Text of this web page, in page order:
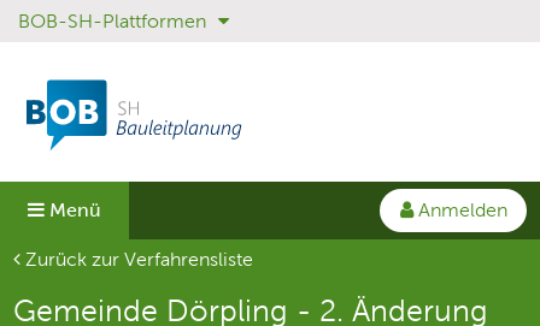
Sprungmenü
Direkt
Hauptnavigation
springen
Direkt
Inhalt
springen
BOB-SH-Plattformen
Menü
Anmelden
Aktuelle Seite
Zurück zur Verfahrensliste
Gemeinde Dörpling - 2. Änderung